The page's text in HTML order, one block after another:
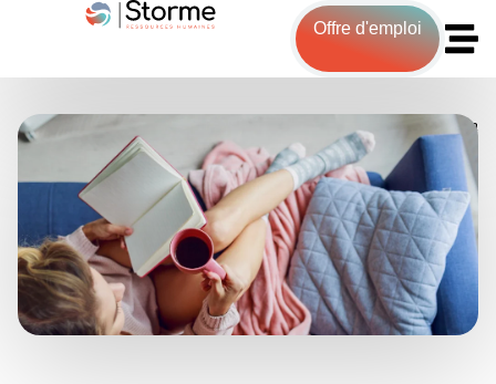
Offre d'emploi
Accueil
Repos hebdomadaire : nouvelle décision de la
Cour de cassation du 13 novembre 2025